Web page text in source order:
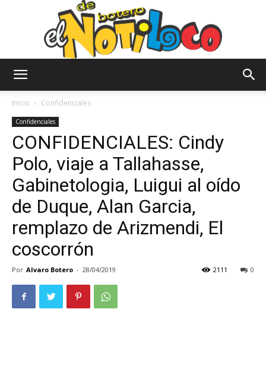
Notiloco
de
Inicio Confidenciales
Confidenciales
CONFIDENCIALES: Cindy
Polo, viaje a Tallahasse,
Gabinetologia, Luigui al oído
de Duque, Alan Garcia,
remplazo de Arizmendi, El
coscorrón
Por Alvaro Botero - 28/04/2019 0
2111